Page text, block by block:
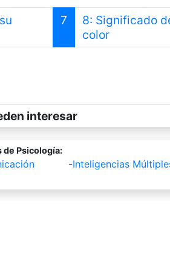
7
8: Significado
colorSiguiente
interesar
de Psicología:
-Inteligencias